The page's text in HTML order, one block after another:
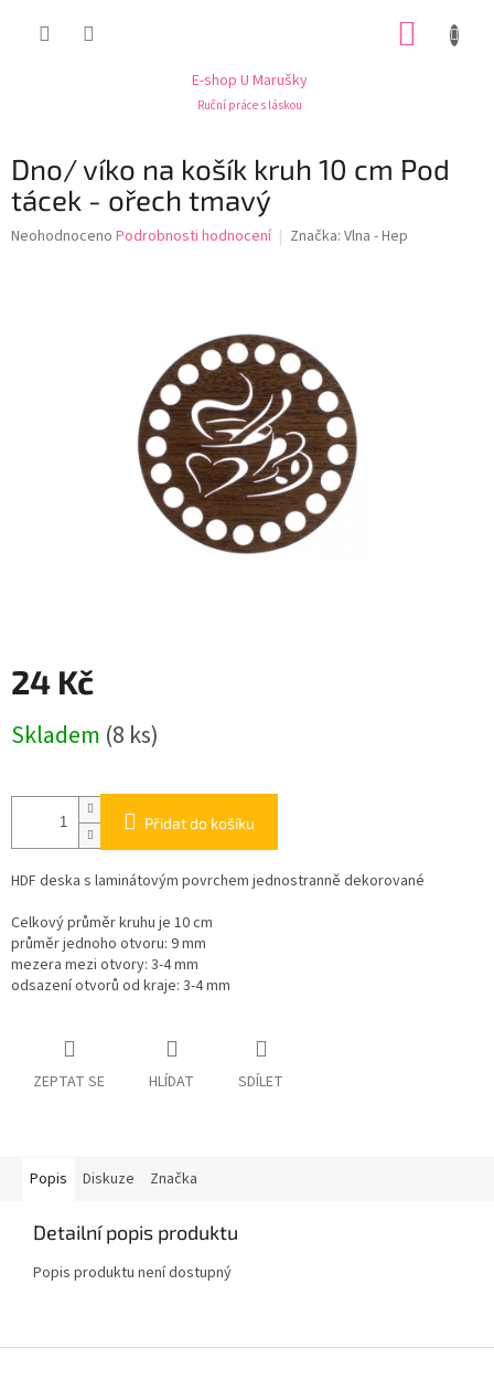
E-shop U Marušky
Ruční práce s láskou
Dno/ víko na košík kruh 10 cm Pod
tácek - ořech tmavý
Průměrné
Neohodnoceno Podrobnosti hodnocení Značka: Vlna - Hep
24 Kč
cena:
Skladem (8 ks)
Přidat do košíku
HDF deska s laminátovým povrchem jednostranně dekorované
Celkový průměr kruhu je 10 cm
průměr jednoho otvoru: 9 mm
mezera mezi otvory: 3-4 mm
odsazení otvorů od kraje: 3-4 mm
ZEPTAT SE HLÍDAT SDÍLET
Popis Diskuze Značka
Detailní popis produktu
Popis produktu není dostupný